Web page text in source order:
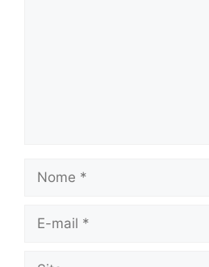
Nome
Site